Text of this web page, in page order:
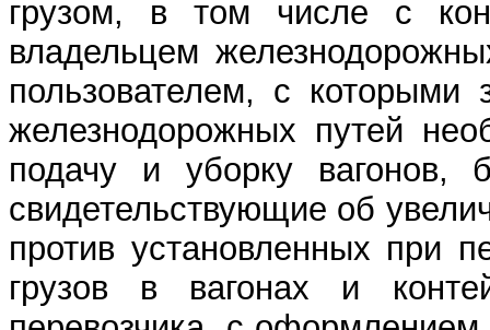
грузом, в том числе с
владельцем
пользователем, с которыми
железнодорожных путей
подачу и уборку вагонов,
свидетельствующие об
против установленных при
грузов в вагонах и